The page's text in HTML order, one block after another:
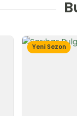
Yeni Sezon